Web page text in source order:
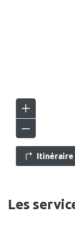
Itinéraire
Les